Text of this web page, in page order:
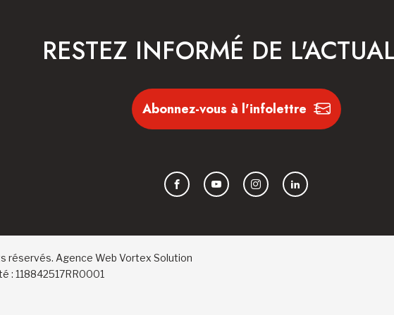
RESTEZ INFORMÉ DE
Abonnez-vous à l'infolettre
FacebookYouTubeInstagramLinkedIn
réservés. Agence Web Vortex Solution
: 118842517RR0001